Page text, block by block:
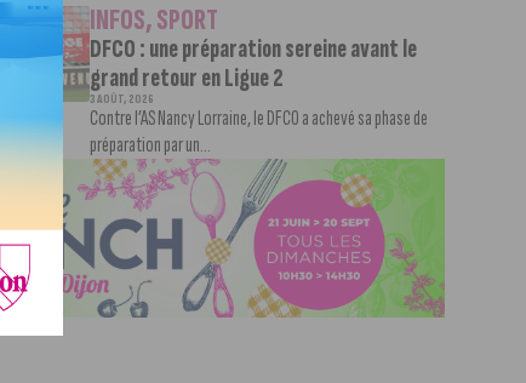
INFOS,SPORT
DFCO : une préparation sereine avant le
grand retour en Ligue 2
3 AOÛT, 2026
Contre l’AS Nancy Lorraine, le DFCO a achevé sa phase de
préparation par un...